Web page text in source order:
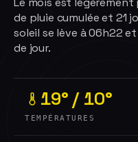
de pluie cumulée et 21
soleil se lève à 06h22
de jour.
19° / 10°
TEMPÉRATURES